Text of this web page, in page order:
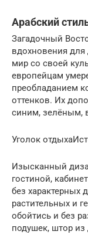
Арабский
Загадочный
вдохновения
мир со своей
европейцам
преобладанием
оттенков. Их
синим, зелёным,
Уголок
Изысканный
гостиной,
без характерных
растительных и
обойтись и без
подушек, штор из